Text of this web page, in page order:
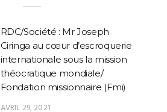
RDC/Société : Mr Joseph
Ciringa au cœur d’escroquerie
internationale sous la mission
théocratique mondiale/
Fondation missionnaire (Fmi)
AVRIL 29, 2021